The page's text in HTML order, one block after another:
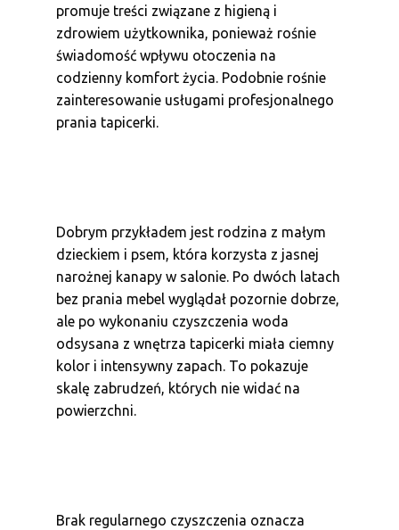
promuje treści związane z higieną i
zdrowiem użytkownika, ponieważ rośnie
świadomość wpływu otoczenia na
codzienny komfort życia. Podobnie rośnie
zainteresowanie usługami profesjonalnego
prania tapicerki.
Dobrym przykładem jest rodzina z małym
dzieckiem i psem, która korzysta z jasnej
narożnej kanapy w salonie. Po dwóch latach
bez prania mebel wyglądał pozornie dobrze,
ale po wykonaniu czyszczenia woda
odsysana z wnętrza tapicerki miała ciemny
kolor i intensywny zapach. To pokazuje
skalę zabrudzeń, których nie widać na
powierzchni.
Brak regularnego czyszczenia oznacza